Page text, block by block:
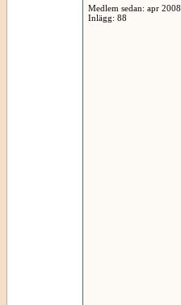
Medlem sedan: apr 2008
Inlägg: 88